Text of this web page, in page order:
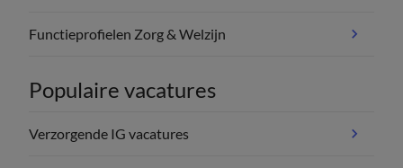
Functieprofielen Zorg & Welzijn
Populaire vacatures
Verzorgende IG vacatures